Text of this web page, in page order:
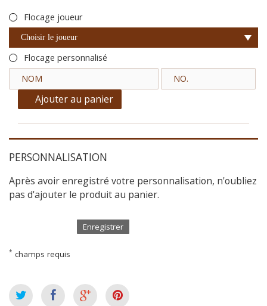
Flocage joueur
Choisir le joueur
Flocage personnalisé
Ajouter au panier
PERSONNALISATION
Après avoir enregistré votre personnalisation, n'oubliez
pas d'ajouter le produit au panier.
Enregistrer
* champs requis